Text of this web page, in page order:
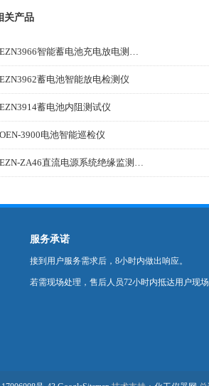
关产品
MEZN3966智能蓄电池充电放电测试仪
蓄电池智能放电检测仪
蓄电池内阻测试仪
3900电池智能巡检仪
MEZN-ZA46直流电源系统绝缘监测装置
服务承诺
接到用户服务需求后，8小时内做出响应。
若需现场处理，售后人员72小时内抵达用户现场